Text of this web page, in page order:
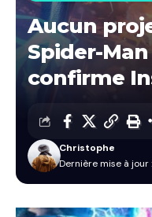
Aucun
Spider-
confirme
Dernière mise à
Christophe